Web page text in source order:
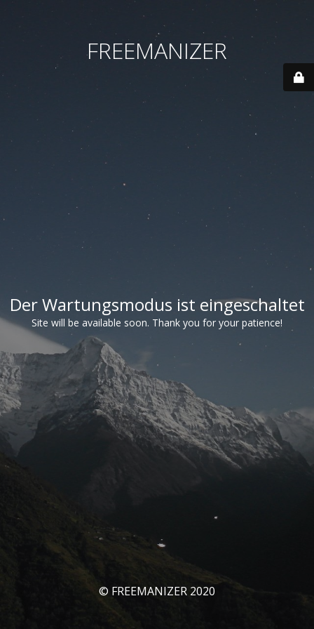
FREEMANIZER
Der Wartungsmodus ist eingeschaltet
Site will be available soon. Thank you for your patience!
© FREEMANIZER 2020